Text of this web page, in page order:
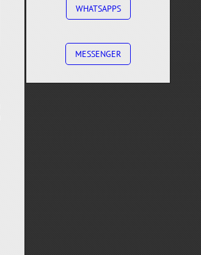
WHATSAPPS
MESSENGER